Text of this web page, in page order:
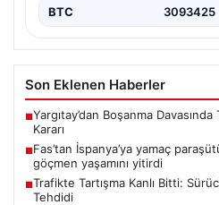
BTC 3093425
Son Eklenen Haberler
■Yargıtay’dan Boşanma
Kararı
■Fas’tan İspanya’ya yamaç
göçmen yaşamını yitirdi
■Trafikte Tartışma Kanlı Bitti:
Tehdidi